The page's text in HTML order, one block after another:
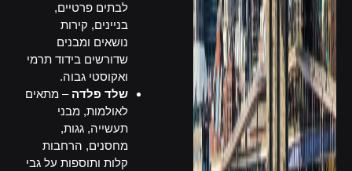
לבתים פרטיים,
בניינים, קירות
נושאים ומבנים
שדורשים בידוד תרמי
ואקוסטי גבוה.
שלד פלדה – מתאים
לאולמות, מבני
תעשייה, גגות,
מחסנים, הרחבות
קלות ותוספות על גבי